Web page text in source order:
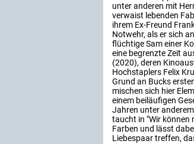
unter anderen mit
verwaist lebenden
ihrem Ex-Freund
Notwehr, als er sich
flüchtige Sam einer
eine begrenzte Zeit
(2020), deren
Hochstaplers Felix
Grund an Bucks
mischen sich hier
einem beiläufigen
Jahren unter
taucht in "Wir können
Farben und lässt
Liebespaar treffen,